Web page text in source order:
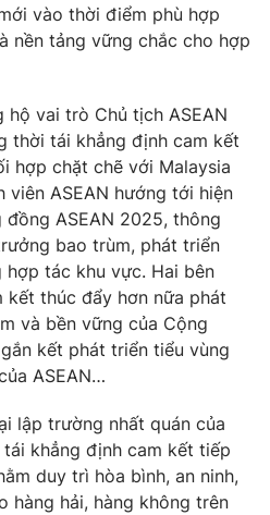
vào thời điểm phù hợp
nền tảng vững chắc cho hợp
vai trò Chủ tịch ASEAN
thời tái khẳng định cam kết
hợp chặt chẽ với Malaysia
ASEAN hướng tới hiện
ASEAN 2025, thông
bao trùm, phát triển
tác khu vực. Hai bên
kết thúc đẩy hơn nữa phát
và bền vững của Cộng
kết phát triển tiểu vùng
ASEAN…
lập trường nhất quán của
khẳng định cam kết tiếp
duy trì hòa bình, an ninh,
hàng hải, hàng không trên